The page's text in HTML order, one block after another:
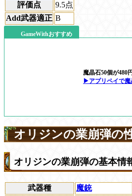
評価点 9.5点
Add武器適正 B
GameWithおすすめ
魔晶石50個が480
▶アプリペイで魔
オリジンの業崩弾の
オリジンの業崩弾の基本情
武器種
魔銃